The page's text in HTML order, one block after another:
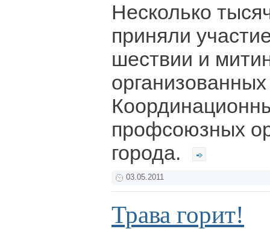
Несколько
приняли
шествии и
организованных
профсоюзных
города.
03.05.2011
Трава горит!